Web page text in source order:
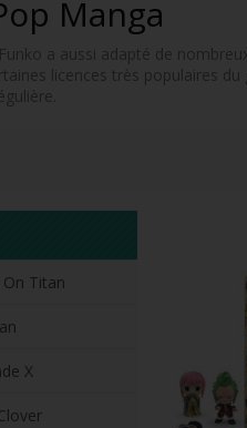
Manga
a aussi adapté de
licences très populaires
Titan
X